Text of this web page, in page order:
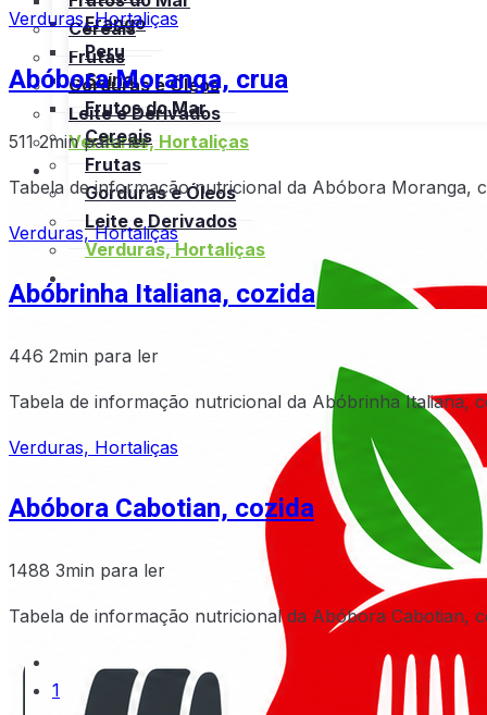
Cereais
Frutas
Gorduras e Óleos
Leite e Derivados
Verduras, Hortaliças
Bula
Frango
Peru
Suína
Frutos do Mar
Cereais
Frutas
Gorduras e Óleos
Leite e Derivados
Verduras, Hortaliças
Bula
Verduras, Hortaliças
Abóbora Moranga, crua
5112min para ler
Tabela de informação nutricional da Abóbora Moranga,
Verduras, Hortaliças
Abóbrinha Italiana, cozida
446 2min para ler
Tabela de informação nutricional da Abóbrinha Italiana,
Verduras, Hortaliças
Abóbora Cabotian, cozida
1488 3min para ler
Tabela de informação nutricional da Abóbora Cabotian,
1